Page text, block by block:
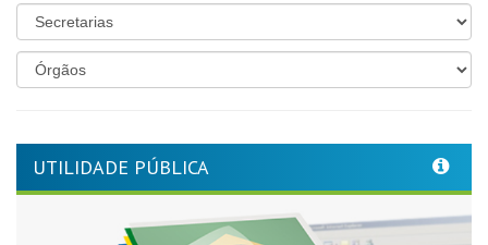
UTILIDADE PÚBLICA